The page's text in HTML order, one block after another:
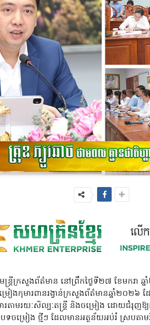
ឋមន្ត្រីក្រសួងព័ត៌មាន នៅព្រឹកថ្ងៃទី២៧ ខែមករ
ងកុមារពានរង្វាន់ក្រសួងព័ត៌មានឆ្នាំ២០២៦
ាមរយៈសិល្បៈតន្ត្រី និងចម្រៀង ដោយជំរុញឱ្យ
ទចម្រៀង ថ្មីៗ ដែលមានអត្ថន័យអប់រំ ស្របតា